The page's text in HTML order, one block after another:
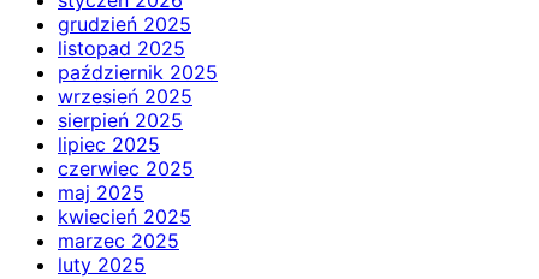
grudzień 2025
listopad 2025
październik 2025
wrzesień 2025
sierpień 2025
lipiec 2025
czerwiec 2025
maj 2025
kwiecień 2025
marzec 2025
luty 2025